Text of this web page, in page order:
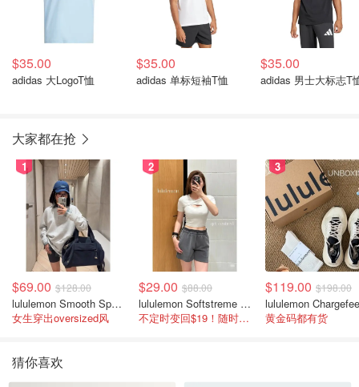
$35.00
adidas 大LogoT恤
$35.00
adidas 单标短袖T恤
$35.00
adidas 男士大标志T
大家都在抢
1
$69.00 $128.00
lululemon Smooth Spacer 经典卫衣
女生穿出oversized风
2
$29.00 $88.00
lululemon Softstreme 女士高腰短裤 10cm
不定时变回$19！随时点进来看
3
$119.00 $198.00
黄金码都有货
猜你喜欢